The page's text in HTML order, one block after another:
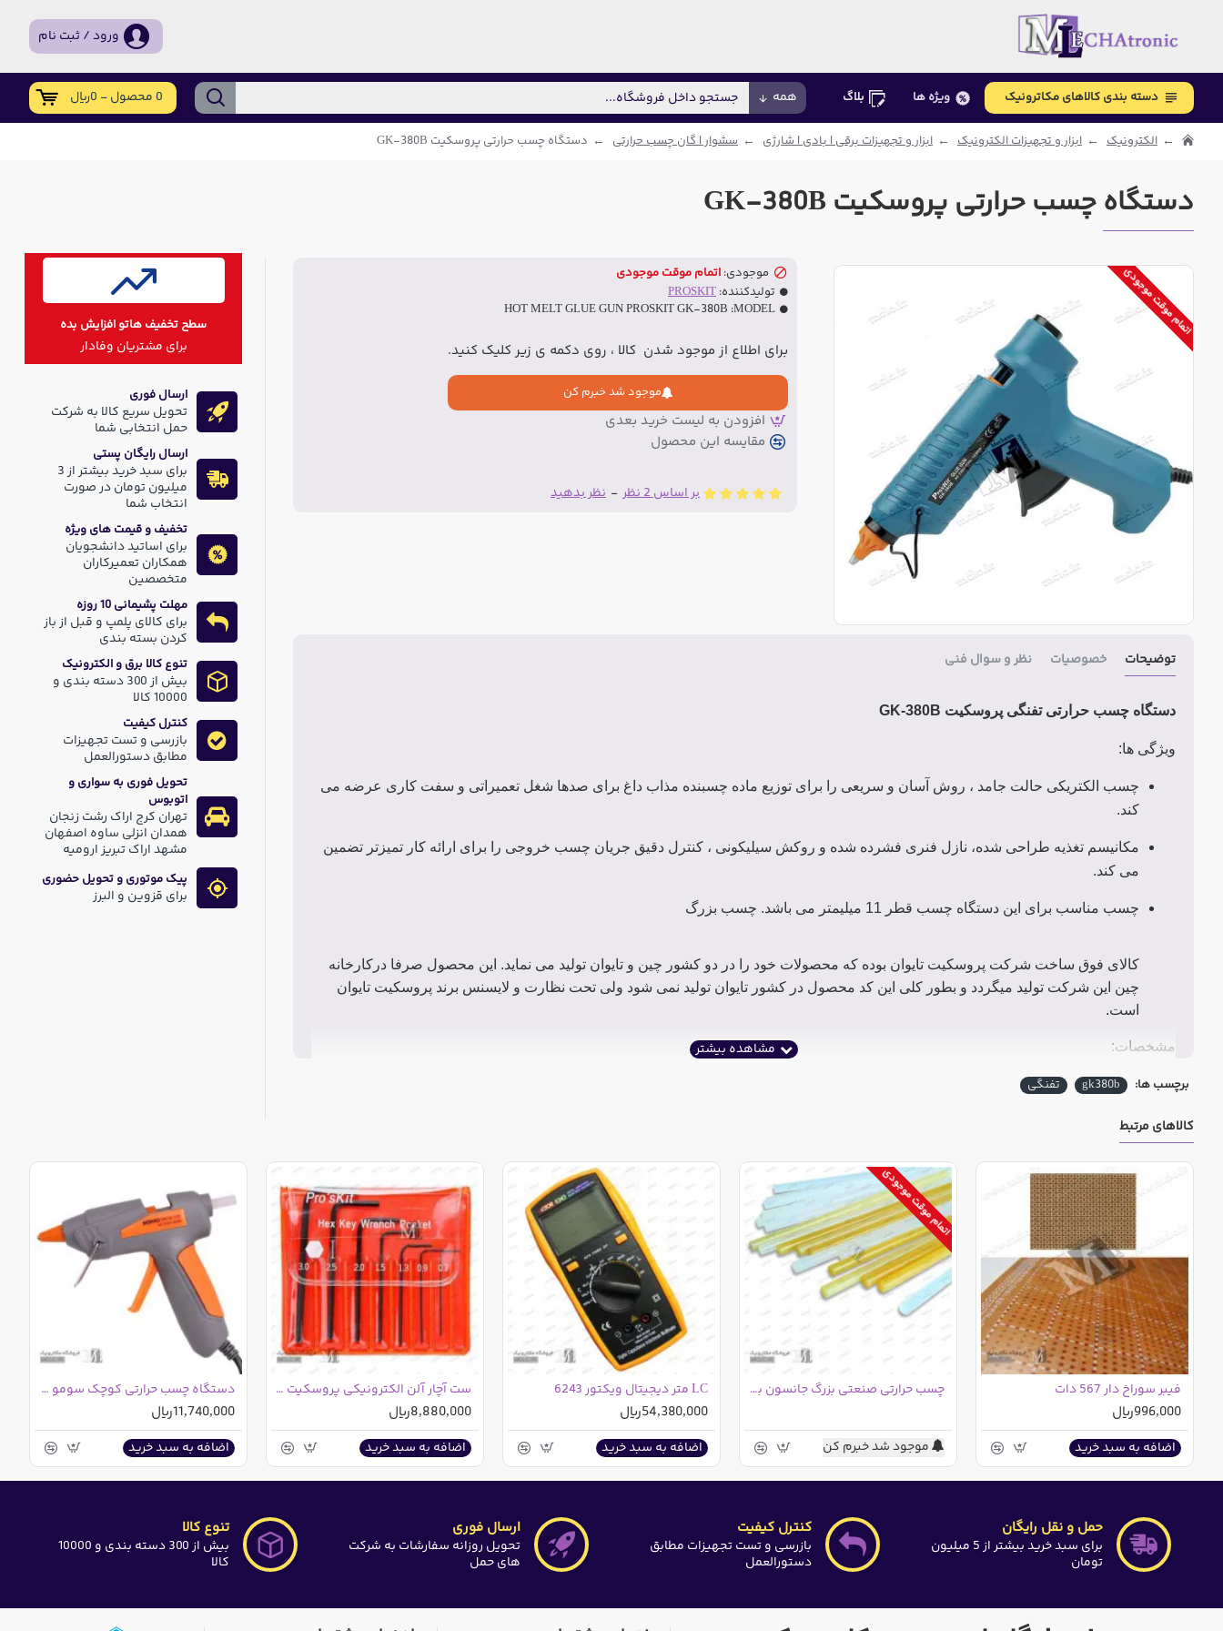
ورود / ثبت نام
دسته بندی کالاهای مکاترونیک ویژه ها بلاگ همه 0 محصول - 0ریال
الکترونیک ابزار و تجهیزات الکترونیک ابزار و تجهیزات برقی | بادی | شارژی سشوار | گان چسب حرارتی دستگاه چسب حرارتی پروسکیت GK-380B
دستگاه چسب حرارتی پروسکیت GK-380B
اتمام موقت موجودی
بر اساس 2 نظر - نظر بدهید
موجودی: اتمام موقت موجودی
تولیدکننده: PROSKIT
MODEL:
HOT MELT GLUE GUN PROSKIT GK-380B
برای اطلاع از موجود شدن کالا ، روی دکمه ی زیر کلیک کنید.
موجود شد خبرم کن
افزودن به لیست خرید بعدی
مقایسه این محصول
توضیحات خصوصیات نظر و سوال فنی
دستگاه چسب حرارتی تفنگی پروسکیت GK-380B
ویژگی ها:
چسب الکتریکی حالت جامد ، روش آسان و سریعی را برای توزیع ماده چسبنده مذاب داغ برای صدها شغل تعمیراتی و سفت کاری عرضه می
کند.
مکانیسم تغذیه طراحی شده، نازل فنری فشرده شده و روکش سیلیکونی ، کنترل دقیق جریان چسب خروجی را برای ارائه کار تمیزتر تضمین
می کند.
چسب مناسب برای این دستگاه چسب قطر 11 میلیمتر می باشد. چسب بزرگ
کالای فوق ساخت شرکت پروسکیت تایوان بوده که محصولات خود را در دو کشور چین و تایوان تولید می نماید. این محصول صرفا درکارخانه
چین این شرکت تولید میگردد و بطور کلی این کد محصول در کشور تایوان تولید نمی شود ولی تحت نظارت و لایسنس برند پروسکیت تایوان
است.
مشخصات:
زمان گرم
230V
15(80)W
14-16g
per min
F
تاول
برچسب ها: gk380b تفنگی
سطح تخفیف هاتو افزایش بده
برای مشتریان وفادار
ارسال فوری
تحویل سریع کالا به شرکت
حمل انتخابی شما
ارسال رایگان پستی
برای سبد خرید بیشتر از 3
میلیون تومان در صورت
انتخاب شما
تخفیف و قیمت های ویژه
برای اساتید دانشجویان
همکاران تعمیرکاران
متخصصین
مهلت پشیمانی 10 روزه
برای کالای پلمپ و قبل از باز
کردن بسته بندی
تنوع کالا برق و الکترونیک
بیش از 300 دسته بندی و
10000 کالا
کنترل کیفیت
بازرسی و تست تجهیزات
مطابق دستورالعمل
تحویل فوری به سواری و
اتوبوس
تهران کرج اراک رشت زنجان
همدان انزلی ساوه اصفهان
مشهد اراک تبریز ارومیه
پیک موتوری و تحویل حضوری
برای قزوین و البرز
کالاهای مرتبط
فیبر سوراخ دار 567 دات
996,000ریال
اضافه به سبد خرید
اتمام موقت موجودی
چسب حرارتی صنعتی بزرگ جانسون بسته یک کیلویی
موجود شد خبرم کن
LC متر دیجیتال ویکتور 6243
54,380,000ریال
اضافه به سبد خرید
ست آچار آلن الکترونیکی پروسکیت 8PK-022 تایوانی
8,880,000ریال
اضافه به سبد خرید
دستگاه چسب حرارتی کوچک سومو SM106
11,740,000ریال
اضافه به سبد خرید
حمل و نقل رایگان
برای سبد خرید بیشتر از 5 میلیون
تومان
کنترل کیفیت
بازرسی و تست تجهیزات مطابق
دستورالعمل
ارسال فوری
تحویل روزانه سفارشات به شرکت
های حمل
تنوع کالا
بیش از 300 دسته بندی و 10000
کالا